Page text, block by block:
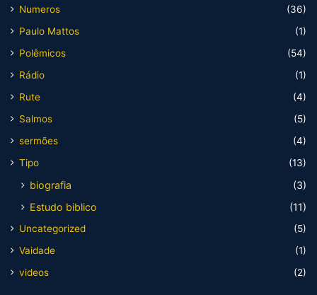
Numeros
(36)
Paulo Mattos
(1)
Polêmicos
(54)
Rádio
(1)
Rute
(4)
Salmos
(5)
sermões
(4)
Tipo
(13)
biografia
(3)
Estudo biblico
(11)
Uncategorized
(5)
Vaidade
(1)
videos
(2)